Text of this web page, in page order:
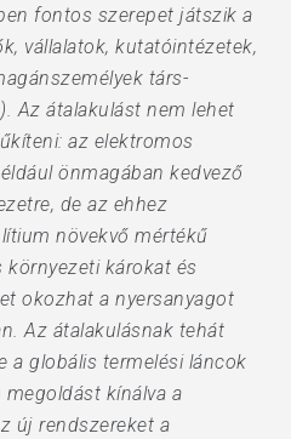
fontos szerepet játszik a
vállalatok, kutatóintézetek,
társ-
Az átalakulást nem lehet
az elektromos
önmagában kedvező
de az ehhez
növekvő mértékű
környezeti károkat és
okozhat a nyersanyagot
Az átalakulásnak tehát
a globális termelési láncok
kínálva a
új rendszereket a